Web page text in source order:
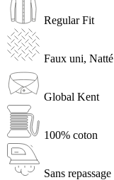
Regular Fit
Faux uni, Natté
Global Kent
100% coton
Sans repassage